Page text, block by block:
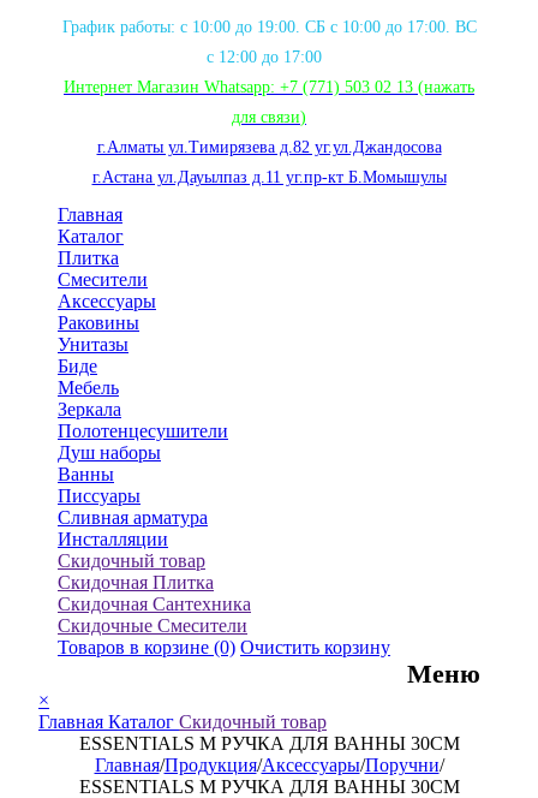
График работы: с 10:00 до 19:00. СБ с 10:00 до 17:00. ВС
с 12:00 до 17:00
Интернет Магазин Whatsapp: +7 (771) 503 02 13 (нажать
для связи)
г.Алматы ул.Тимирязева д.82 уг.ул.Джандосова
г.Астана ул.Дауылпаз д.11 уг.пр-кт Б.Момышулы
Главная
Каталог
Плитка
Смесители
Аксессуары
Раковины
Унитазы
Биде
Мебель
Зеркала
Полотенцесушители
Душ наборы
Ванны
Писсуары
Сливная арматура
Инсталляции
Скидочный товар
Скидочная Плитка
Скидочная Сантехника
Скидочные Смесители
Товаров в корзине (0) Очистить корзину
Меню
×
Главная Каталог Скидочный товар
ESSENTIALS M РУЧКА ДЛЯ ВАННЫ 30СМ
Главная/Продукция/Аксессуары/Поручни/
ESSENTIALS M РУЧКА ДЛЯ ВАННЫ 30СМ